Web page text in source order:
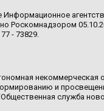
Информационное
Роскомнадзором
- 73829.
некоммерческая
и
служба